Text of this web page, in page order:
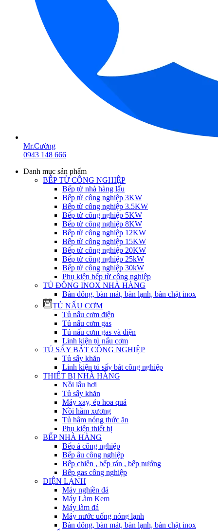
Mr.Cường
0943 148 666
Danh mục sản phẩm
BẾP TỪ CÔNG NGHIỆP
Bếp từ nhà hàng lẩu
Bếp từ công nghiệp 3KW
Bếp từ công nghiệp 3.5KW
Bếp từ công nghiệp 5KW
Bếp từ công nghiệp 8KW
Bếp từ công nghiệp 12KW
Bếp từ công nghiệp 15KW
Bếp từ công nghiệp 20KW
Bếp từ công nghiệp 25kW
Bếp từ công nghiệp 30kW
Phụ kiện bếp từ công nghiệp
TỦ ĐÔNG INOX NHÀ HÀNG
Bàn đông, bàn mát, bàn lạnh, bàn chặt inox
TỦ NẤU CƠM
Tủ nấu cơm điện
Tủ nấu cơm gas
Tủ nấu cơm gas và điện
Linh kiện tủ nấu cơm
TỦ SẤY BÁT CÔNG NGHIỆP
Tủ sấy khăn
Linh kiện tủ sấy bát công nghiệp
THIẾT BỊ NHÀ HÀNG
Nồi lẩu hơi
Tủ sấy khăn
Máy xay, ép hoa quả
Nồi hầm xương
Tủ hâm nóng thức ăn
Phụ kiện thiết bị
BẾP NHÀ HÀNG
Bếp á công nghiệp
Bếp âu công nghiệp
Bếp chiên , bếp rán , bếp nướng
Bếp gas công nghiệp
ĐIỆN LẠNH
Máy nghiền đá
Máy Làm Kem
Máy làm đá
Máy nước uống nóng lạnh
Bàn đông, bàn mát, bàn lạnh, bàn chặt inox